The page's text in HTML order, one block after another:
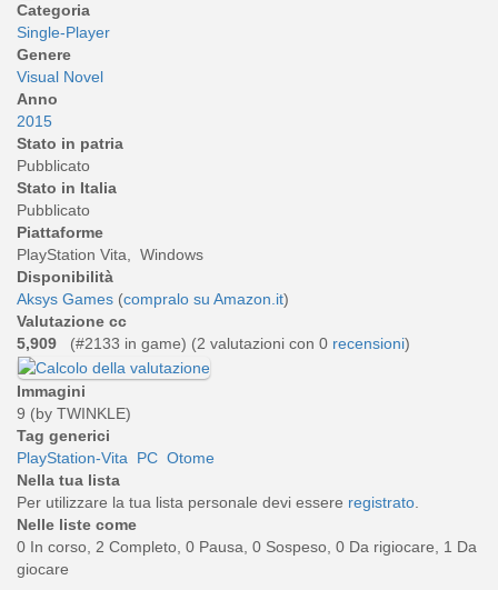
Categoria
Single-Player
Genere
Visual Novel
Anno
2015
Stato in patria
Pubblicato
Stato in Italia
Pubblicato
Piattaforme
PlayStation Vita, Windows
Disponibilità
Aksys Games (compralo su Amazon.it)
Valutazione cc
5,909
(#2133 in game) (2 valutazioni con 0 recensioni)
Immagini
9 (by TWINKLE)
Tag generici
PlayStation-Vita
PC Otome
Nella tua lista
Per utilizzare la tua lista personale devi essere registrato
Nelle liste come
0 In corso, 2 Completo, 0 Pausa, 0 Sospeso, 0 Da rigiocare, 1 Da
giocare